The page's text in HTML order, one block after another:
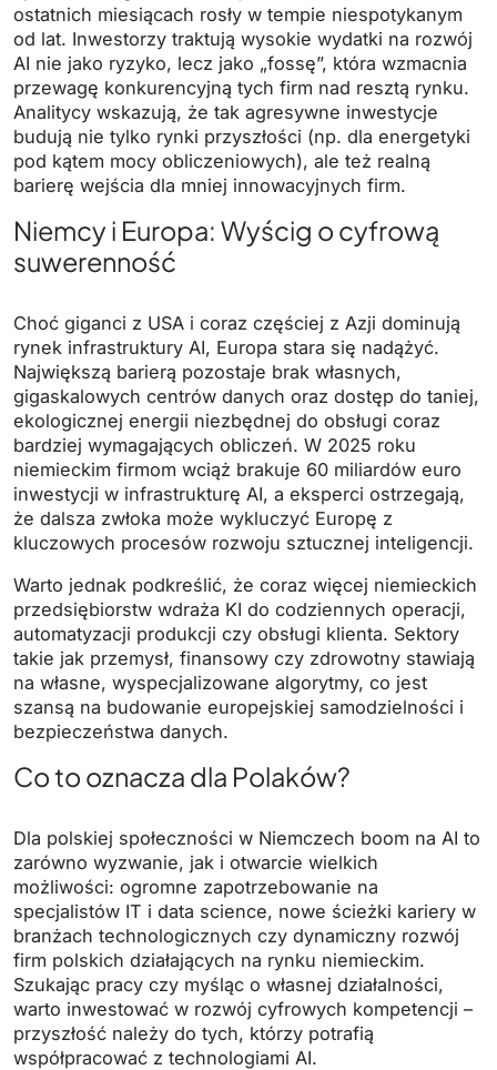
ostatnich miesiącach rosły w tempie niespotykanym
od lat. Inwestorzy traktują wysokie wydatki na rozwój
AI nie jako ryzyko, lecz jako „fossę”, która wzmacnia
przewagę konkurencyjną tych firm nad resztą rynku.
Analitycy wskazują, że tak agresywne inwestycje
budują nie tylko rynki przyszłości (np. dla energetyki
pod kątem mocy obliczeniowych), ale też realną
barierę wejścia dla mniej innowacyjnych firm.
Niemcy i Europa: Wyścig o cyfrową
suwerenność
Choć giganci z USA i coraz częściej z Azji dominują
rynek infrastruktury AI, Europa stara się nadążyć.
Największą barierą pozostaje brak własnych,
gigaskalowych centrów danych oraz dostęp do taniej,
ekologicznej energii niezbędnej do obsługi coraz
bardziej wymagających obliczeń. W 2025 roku
niemieckim firmom wciąż brakuje 60 miliardów euro
inwestycji w infrastrukturę AI, a eksperci ostrzegają,
że dalsza zwłoka może wykluczyć Europę z
kluczowych procesów rozwoju sztucznej inteligencji.
Warto jednak podkreślić, że coraz więcej niemieckich
przedsiębiorstw wdraża KI do codziennych operacji,
automatyzacji produkcji czy obsługi klienta. Sektory
takie jak przemysł, finansowy czy zdrowotny stawiają
na własne, wyspecjalizowane algorytmy, co jest
szansą na budowanie europejskiej samodzielności i
bezpieczeństwa danych.
Co to oznacza dla Polaków?
Dla polskiej społeczności w Niemczech boom na AI to
zarówno wyzwanie, jak i otwarcie wielkich
możliwości: ogromne zapotrzebowanie na
specjalistów IT i data science, nowe ścieżki kariery w
branżach technologicznych czy dynamiczny rozwój
firm polskich działających na rynku niemieckim.
Szukając pracy czy myśląc o własnej działalności,
warto inwestować w rozwój cyfrowych kompetencji –
przyszłość należy do tych, którzy potrafią
współpracować z technologiami AI.